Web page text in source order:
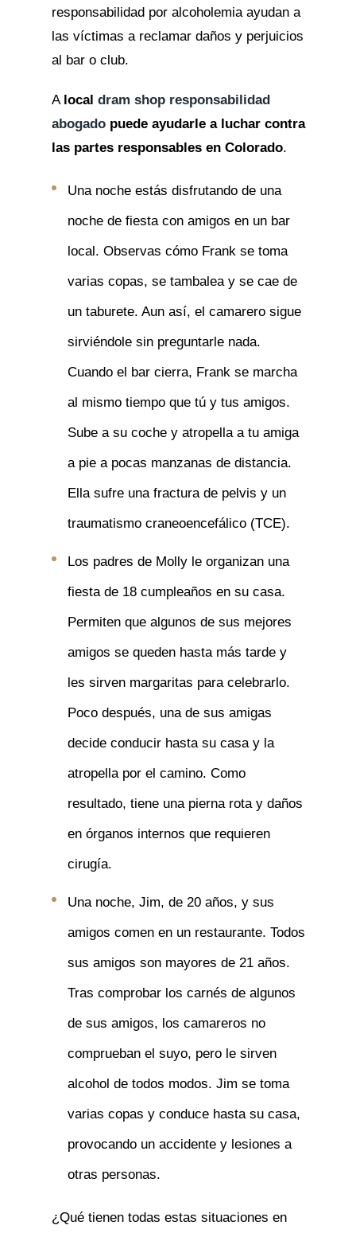
responsabilidad por alcoholemia ayudan a
las víctimas a reclamar daños y perjuicios
al bar o club.
A local dram shop responsabilidad
abogadopuede ayudarle a luchar contra
las partes responsables en Colorado.
Una noche estás disfrutando de una
noche de fiesta con amigos en un bar
local. Observas cómo Frank se toma
varias copas, se tambalea y se cae de
un taburete. Aun así, el camarero sigue
sirviéndole sin preguntarle nada.
Cuando el bar cierra, Frank se marcha
al mismo tiempo que tú y tus amigos.
Sube a su coche y atropella a tu amiga
a pie a pocas manzanas de distancia.
Ella sufre una fractura de pelvis y un
traumatismo craneoencefálico (TCE).
Los padres de Molly le organizan una
fiesta de 18 cumpleaños en su casa.
Permiten que algunos de sus mejores
amigos se queden hasta más tarde y
les sirven margaritas para celebrarlo.
Poco después, una de sus amigas
decide conducir hasta su casa y la
atropella por el camino. Como
resultado, tiene una pierna rota y daños
en órganos internos que requieren
cirugía.
Una noche, Jim, de 20 años, y sus
amigos comen en un restaurante. Todos
sus amigos son mayores de 21 años.
Tras comprobar los carnés de algunos
de sus amigos, los camareros no
comprueban el suyo, pero le sirven
alcohol de todos modos. Jim se toma
varias copas y conduce hasta su casa,
provocando un accidente y lesiones a
otras personas.
¿Qué tienen todas estas situaciones en